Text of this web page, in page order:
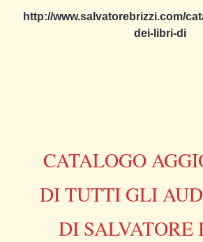
http://www.salvatorebrizzi.com/
dei-libri-di
CATALOGO
DI TUTTI GLI
DI SALVATORE